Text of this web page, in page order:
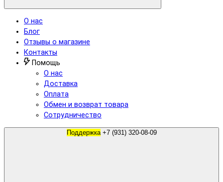
О нас
Блог
Отзывы о магазине
Контакты
Помощь
О нас
Доставка
Оплата
Обмен и возврат товара
Сотрудничество
Поддержка +7 (931) 320-08-09